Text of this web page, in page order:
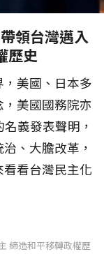
領台灣邁入
歷史
美國、日本多
美國國務院亦
義發表聲明，
、大膽改革，
看台灣民主化
締造和平移轉政權歷